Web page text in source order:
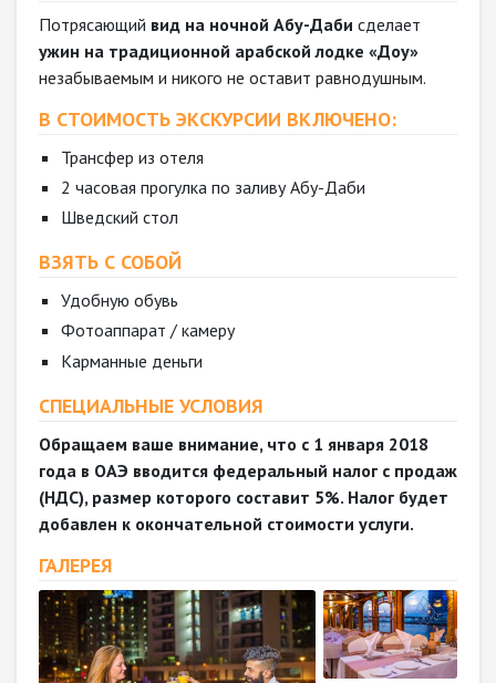
Потрясающий вид на ночной Абу-Даби сделает
ужин на традиционной арабской лодке «Доу»
незабываемым и никого не оставит равнодушным.
В СТОИМОСТЬ ЭКСКУРСИИ ВКЛЮЧЕНО:
Трансфер из отеля
2 часовая прогулка по заливу Абу-Даби
Шведский стол
ВЗЯТЬ С СОБОЙ
Удобную обувь
Фотоаппарат / камеру
Карманные деньги
СПЕЦИАЛЬНЫЕ УСЛОВИЯ
Обращаем ваше внимание, что с 1 января 2018
года в ОАЭ вводится федеральный налог с продаж
(НДС), размер которого составит 5%. Налог будет
добавлен к окончательной стоимости услуги.
ГАЛЕРЕЯ